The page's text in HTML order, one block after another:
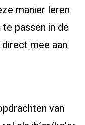
manier leren
passen in de
mee aan
van